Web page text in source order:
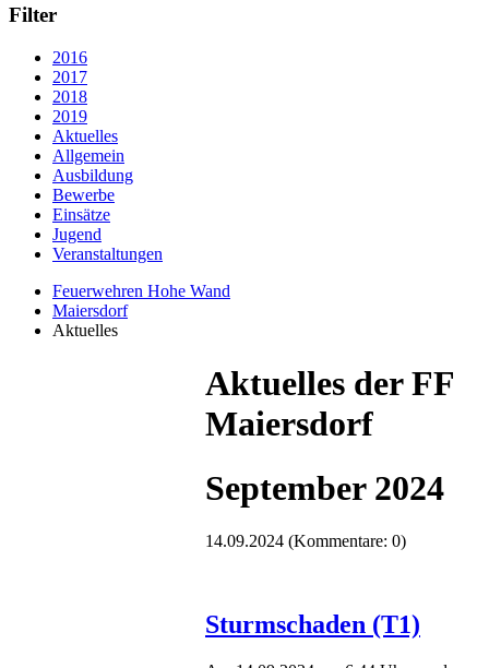
Filter
2016
2017
2018
2019
Aktuelles
Allgemein
Ausbildung
Bewerbe
Einsätze
Jugend
Veranstaltungen
Feuerwehren Hohe Wand
Maiersdorf
Aktuelles
Aktuelles der FF
Maiersdorf
September 2024
14.09.2024 (Kommentare: 0)
Sturmschaden (T1)